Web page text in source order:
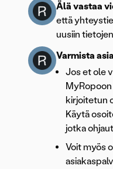
Älä vastaa
että
uusiin
Varmista
Jos et ole
kirjoitetun
Käytä
jotka
Voit myös